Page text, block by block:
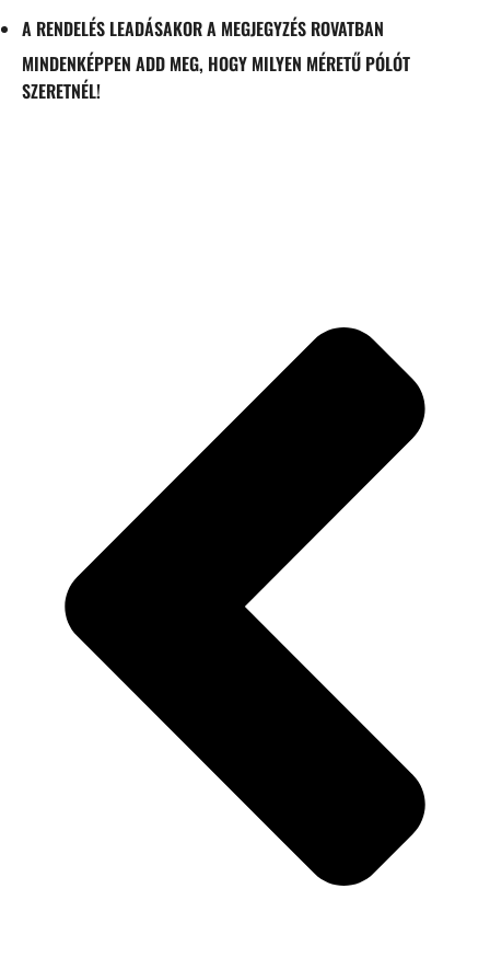
A RENDELÉS LEADÁSAKOR A MEGJEGYZÉS ROVATBAN
MINDENKÉPPEN ADD MEG, HOGY MILYEN MÉRETŰ PÓLÓT
SZERETNÉL!